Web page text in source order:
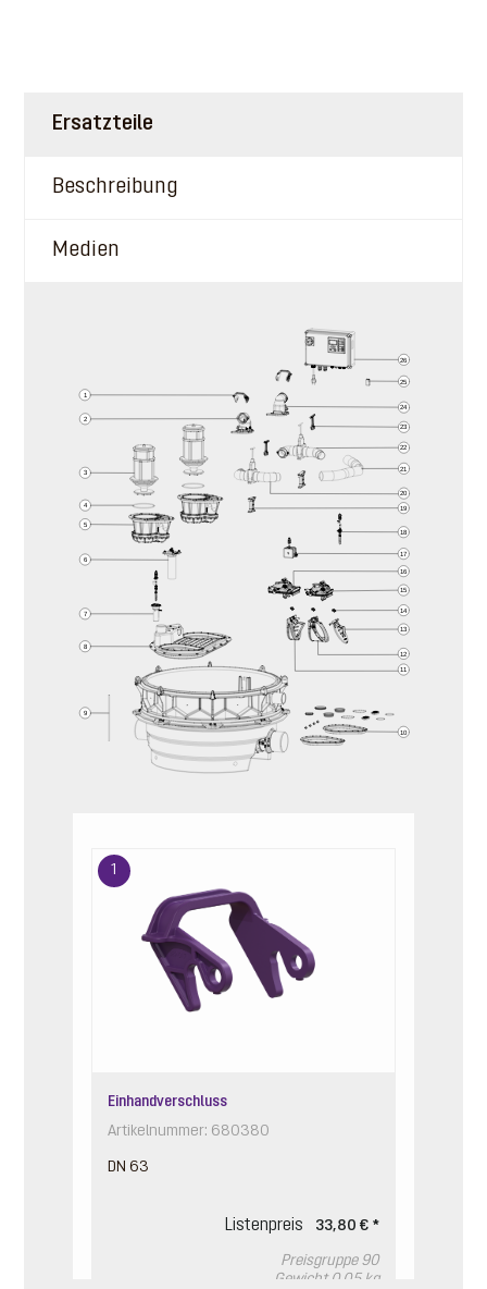
Ersatzteile
Beschreibung
Medien
8
7
9
24
18
4
2
6
26
11
16
12
19
15
22
5
3
10
23
14
13
17
1
25
21
20
1
Einhandverschluss
Artikelnummer: 680380
DN 63
Listenpreis 33,80 € *
Preisgruppe 90
Gewicht 0.05 kg